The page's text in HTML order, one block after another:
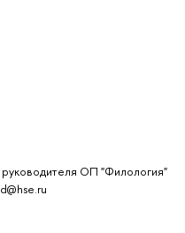
руководителя ОП "Филология"